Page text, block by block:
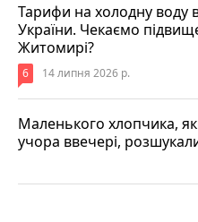
Тарифи на холодну воду
України. Чекаємо
Житомирі?
6 14 липня 2026 р.
Маленького хлопчика,
учора ввечері,